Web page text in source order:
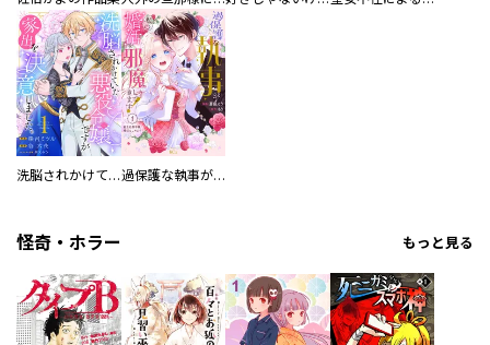
洗脳されかけていた悪役令嬢ですが家出を決意しました。【電子単行本版／特典おまけ付き】 過保護な執事が私の婚活を邪魔してきます！ 分冊版
怪奇・ホラー もっと見る